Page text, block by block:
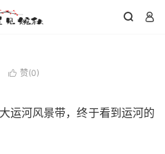
 
 赞(0)
运河风景带，终于看到运河的